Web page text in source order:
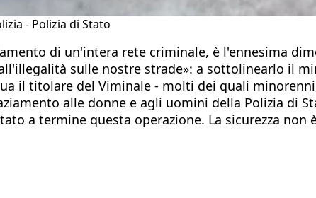
- Polizia di Stato
di un'intera rete criminale, è l'ennesima
sulle nostre strade»: a sottolinearlo il
il titolare del Viminale - molti dei quali
alle donne e agli uomini della Polizia di
a termine questa operazione. La sicurezza